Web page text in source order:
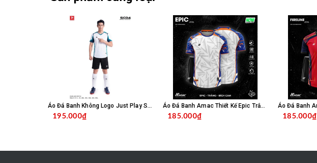
Áo Đá Banh Không Logo Just Play SC04 - Trắng
195.000₫
Áo Đá Banh Amac Thiết Kế Epic Trắng Bích
185.000₫ 185.000₫